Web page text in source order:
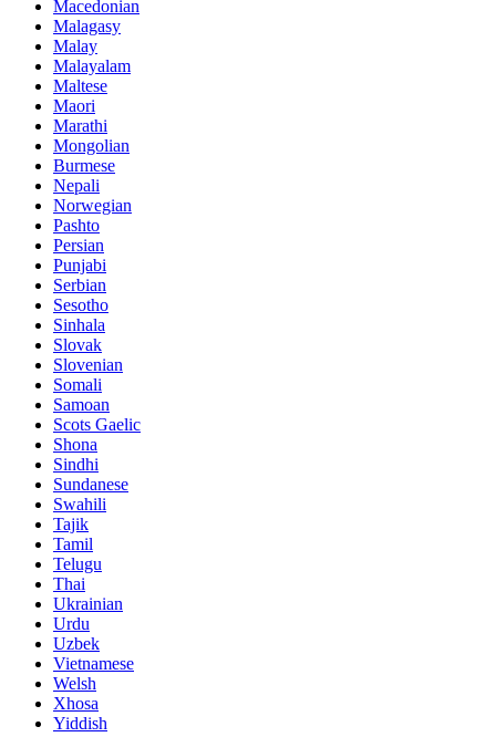
Macedonian
Malagasy
Malay
Malayalam
Maltese
Maori
Marathi
Mongolian
Burmese
Nepali
Norwegian
Pashto
Persian
Punjabi
Serbian
Sesotho
Sinhala
Slovak
Slovenian
Somali
Samoan
Scots Gaelic
Shona
Sindhi
Sundanese
Swahili
Tajik
Tamil
Telugu
Thai
Ukrainian
Urdu
Uzbek
Vietnamese
Welsh
Xhosa
Yiddish